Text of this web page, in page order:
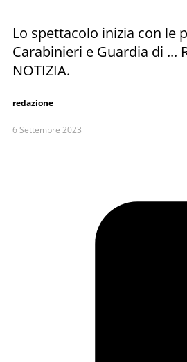
Lo spettacolo inizia con le
Carabinieri e Guardia di ...
NOTIZIA.
redazione
6 Settembre 2023